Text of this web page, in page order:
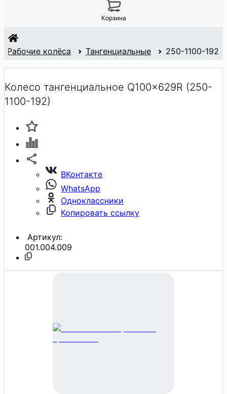
Корзина
Рабочие колёса Тангенциальные 250-1100-192
Колесо тангенциальное Q100x629R (250-
1100-192)
ВКонтакте
WhatsApp
Одноклассники
Копировать ссылку
Артикул:
001.004.009